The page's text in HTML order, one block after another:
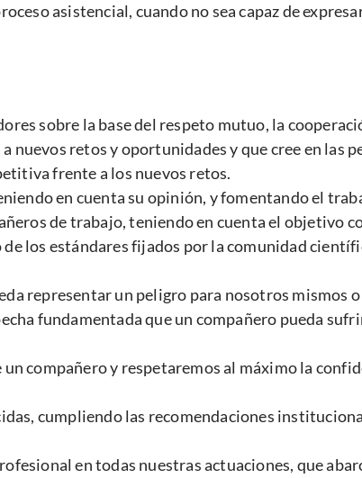
asistencial, cuando no sea capaz de
sobre la base del respeto mutuo, la
retos y oportunidades y que cree en las
frente a los nuevos retos.
en cuenta su opinión, y fomentando el
de trabajo, teniendo en cuenta el objetivo
los estándares fijados por la comunidad
representar un peligro para nosotros mismos
fundamentada que un compañero pueda
compañero y respetaremos al máximo la
cumpliendo las recomendaciones
en todas nuestras actuaciones, que